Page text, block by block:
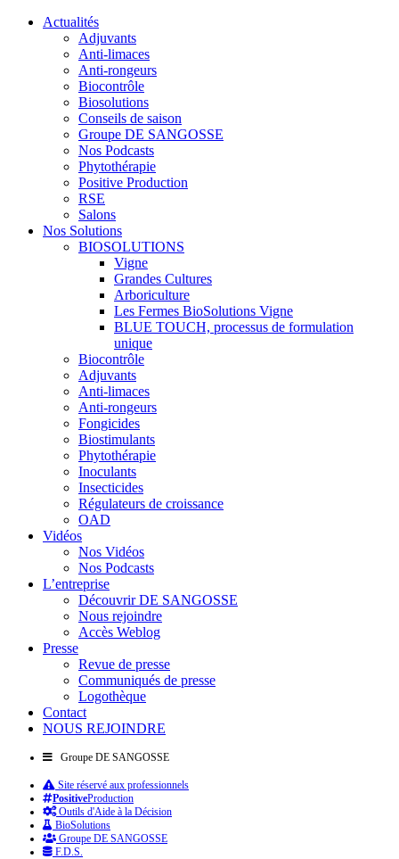
Actualités
Adjuvants
Anti-limaces
Anti-rongeurs
Biocontrôle
Biosolutions
Conseils de saison
Groupe DE SANGOSSE
Nos Podcasts
Phytothérapie
Positive Production
RSE
Salons
Nos Solutions
BIOSOLUTIONS
Vigne
Grandes Cultures
Arboriculture
Les Fermes BioSolutions Vigne
BLUE TOUCH, processus de formulation
unique
Biocontrôle
Adjuvants
Anti-limaces
Anti-rongeurs
Fongicides
Biostimulants
Phytothérapie
Inoculants
Insecticides
Régulateurs de croissance
OAD
Vidéos
Nos Vidéos
Nos Podcasts
L’entreprise
Découvrir DE SANGOSSE
Nous rejoindre
Accès Weblog
Presse
Revue de presse
Communiqués de presse
Logothèque
Contact
NOUS REJOINDRE
Groupe DE SANGOSSE
Site réservé aux professionnels
PositiveProduction
Outils d'Aide à la Décision
BioSolutions
Groupe DE SANGOSSE
F.D.S.